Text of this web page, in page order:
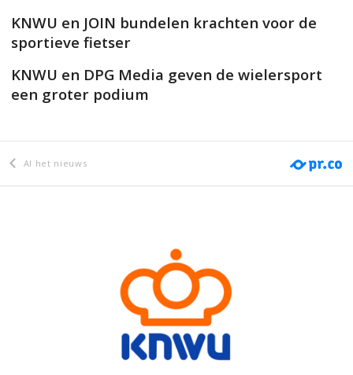
KNWU en JOIN bundelen krachten voor de
sportieve fietser
KNWU en DPG Media geven de wielersport
een groter podium
Al het nieuws